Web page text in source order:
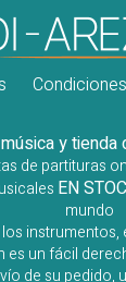
y tienda
de partituras
EN
mundo
instrumentos,
es un fácil
de su pedido,